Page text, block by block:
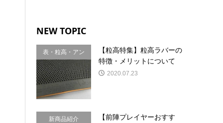
NEW TOPIC
表・粒高・アン
チ
【粒高特集】粒高ラバーの
特徴・メリットについて
2020.07.23
新商品紹介
【前陣プレイヤーおすす